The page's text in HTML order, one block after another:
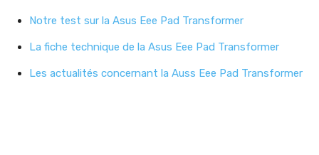
Notre test sur la Asus Eee Pad Transformer
La fiche technique de la Asus Eee Pad Transformer
Les actualités concernant la Auss Eee Pad Transformer